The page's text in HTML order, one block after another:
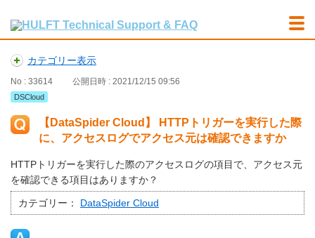
カテゴリー表示
No : 33614 公開日時 : 2021/12/15 09:56
DSCloud
【DataSpider Cloud】 HTTPトリガーを実行した際
に、アクセスログでアクセス元は確認できますか
HTTPトリガーを実行した際のアクセスログの項目で、アクセス元
を確認できる項目はありますか？
カテゴリー： DataSpider Cloud